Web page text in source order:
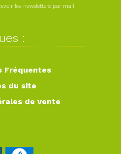
les newsletters par mail
:
Fréquentes
du site
de vente